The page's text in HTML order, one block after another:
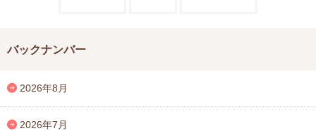
バックナンバー
2026年8月
2026年7月